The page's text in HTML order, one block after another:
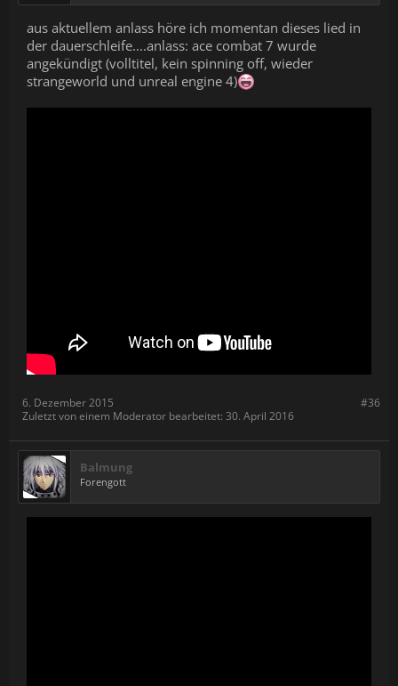
aus aktuellem anlass höre ich momentan dieses lied in
der dauerschleife....anlass: ace combat 7 wurde
angekündigt (volltitel, kein spinning off, wieder
strangeworld und unreal engine 4)
#36
6. Dezember 2015
Zuletzt von einem Moderator bearbeitet: 30. April 2016
Balmung
Forengott